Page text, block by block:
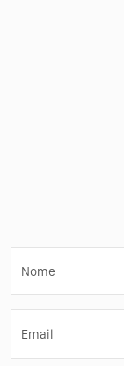
Nome
Email